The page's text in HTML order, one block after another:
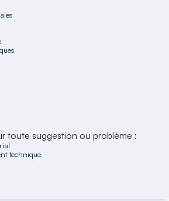
toute suggestion ou problème :
technique